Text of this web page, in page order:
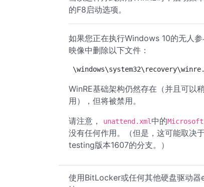
的F8启动选项。
如果您正在执行Windows 10的无人
映像中删除以下文件：
WinRE基础架构仍然存在（并且可以
用），但将被禁用。
请注意，
unattend.xml 中的Microsoft-
没有任何作用。（但是，这可能取决
testing版本1607的分支。）
使用BitLocker或任何其他硬盘驱动